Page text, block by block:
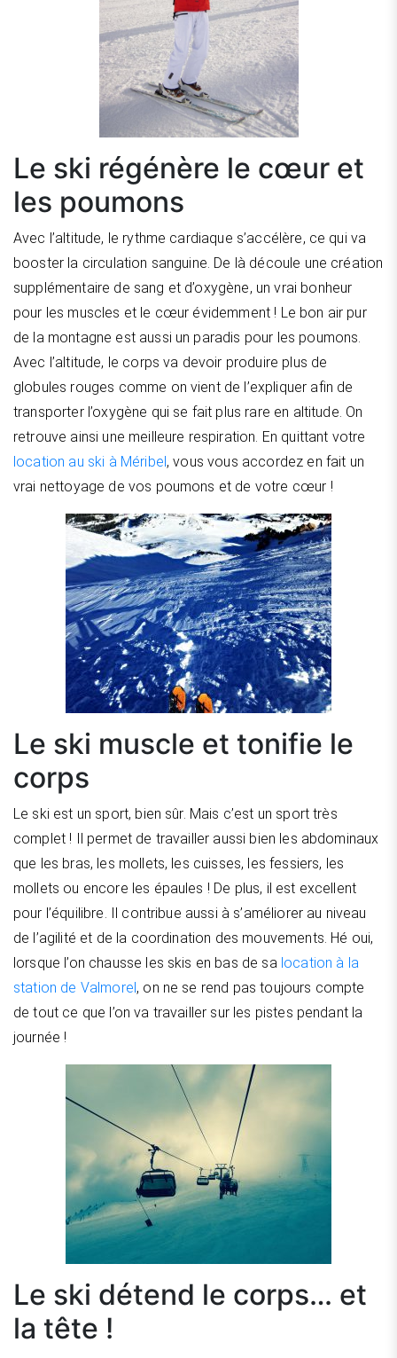
Le ski régénère le cœur et
les poumons
Avec l’altitude, le rythme cardiaque s’accélère, ce qui va
booster la circulation sanguine. De là découle une création
supplémentaire de sang et d’oxygène, un vrai bonheur
pour les muscles et le cœur évidemment ! Le bon air pur
de la montagne est aussi un paradis pour les poumons.
Avec l’altitude, le corps va devoir produire plus de
globules rouges comme on vient de l’expliquer afin de
transporter l’oxygène qui se fait plus rare en altitude. On
retrouve ainsi une meilleure respiration. En quittant votre
location au ski à Méribel, vous vous accordez en fait un
vrai nettoyage de vos poumons et de votre cœur !
Le ski muscle et tonifie le
corps
Le ski est un sport, bien sûr. Mais c’est un sport très
complet ! Il permet de travailler aussi bien les abdominaux
que les bras, les mollets, les cuisses, les fessiers, les
mollets ou encore les épaules ! De plus, il est excellent
pour l’équilibre. Il contribue aussi à s’améliorer au niveau
de l’agilité et de la coordination des mouvements. Hé oui,
lorsque l’on chausse les skis en bas de sa location à la
station de Valmorel, on ne se rend pas toujours compte
de tout ce que l’on va travailler sur les pistes pendant la
journée !
Le ski détend le corps… et
la tête !